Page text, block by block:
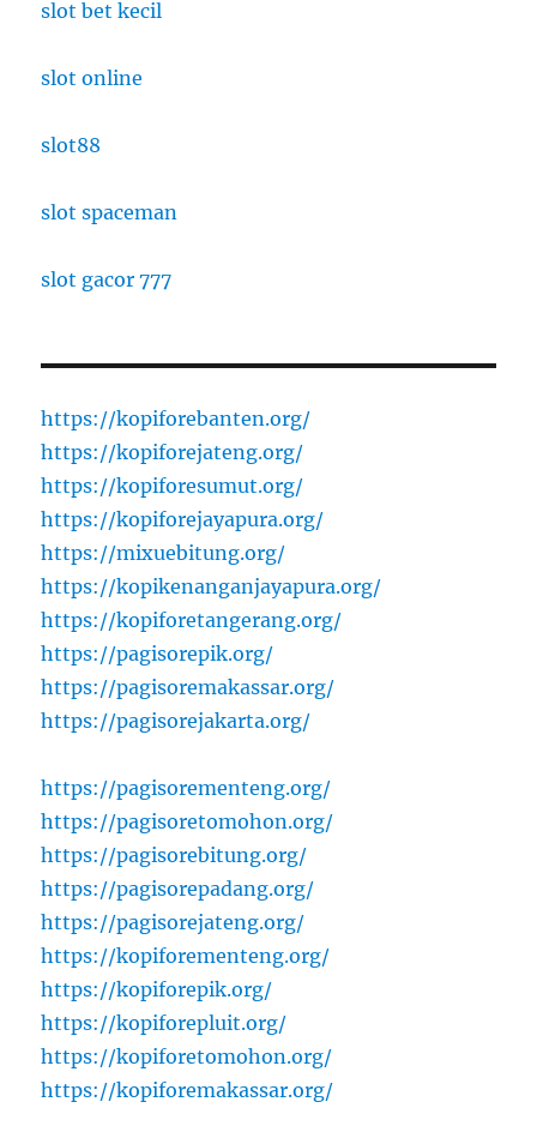
slot bet kecil
slot online
slot88
slot spaceman
slot gacor 777
https://kopiforebanten.org/
https://kopiforejateng.org/
https://kopiforesumut.org/
https://kopiforejayapura.org/
https://mixuebitung.org/
https://kopikenanganjayapura.org/
https://kopiforetangerang.org/
https://pagisorepik.org/
https://pagisoremakassar.org/
https://pagisorejakarta.org/
https://pagisorementeng.org/
https://pagisoretomohon.org/
https://pagisorebitung.org/
https://pagisorepadang.org/
https://pagisorejateng.org/
https://kopiforementeng.org/
https://kopiforepik.org/
https://kopiforepluit.org/
https://kopiforetomohon.org/
https://kopiforemakassar.org/